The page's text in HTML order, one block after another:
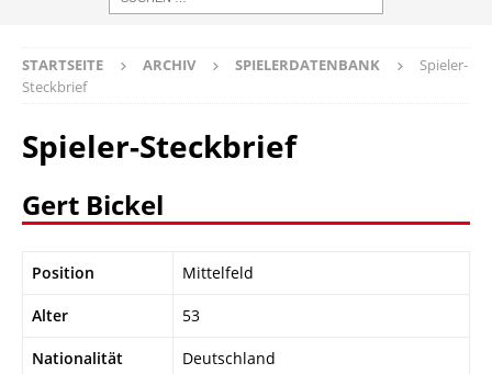
STARTSEITE ARCHIV SPIELERDATENBANK
Spieler-
Steckbrief
Spieler-Steckbrief
Gert Bickel
Position Mittelfeld
Alter 53
Nationalität Deutschland